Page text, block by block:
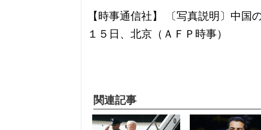
【時事通信社】 〔写真説明〕中国
１５日、北京（ＡＦＰ時事）
関連記事